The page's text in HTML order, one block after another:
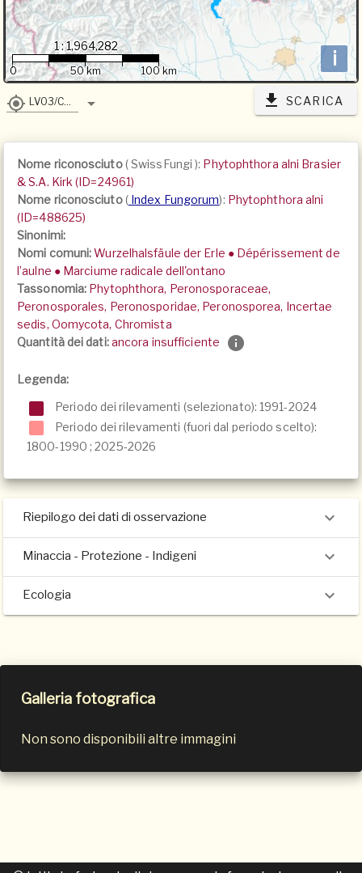
i
1 : 1,964,282
0 50 km 100 km
LV03/CH1903 SCARICA
Nome riconosciuto(SwissFungi): Phytophthora alni Brasier
& S.A. Kirk (ID=24961)
Nome riconosciuto(Index Fungorum): Phytophthora alni
(ID=488625)
Sinonimi:
Nomi comuni:Wurzelhalsfäule der Erle ● Dépérissement de
l’aulne ● Marciume radicale dell'ontano
Tassonomia: Phytophthora, Peronosporaceae,
Peronosporales, Peronosporidae, Peronosporea, Incertae
sedis, Oomycota, Chromista
Quantità dei dati:ancora insufficiente
Legenda:
Periodo dei rilevamenti (selezionato): 1991-2024
Periodo dei rilevamenti (fuori dal periodo scelto):
1800-1990 ;2025-2026
Riepilogo dei dati di osservazione
Minaccia - Protezione - Indigeni
Ecologia
Galleria fotografica
Non sono disponibili altre immagini